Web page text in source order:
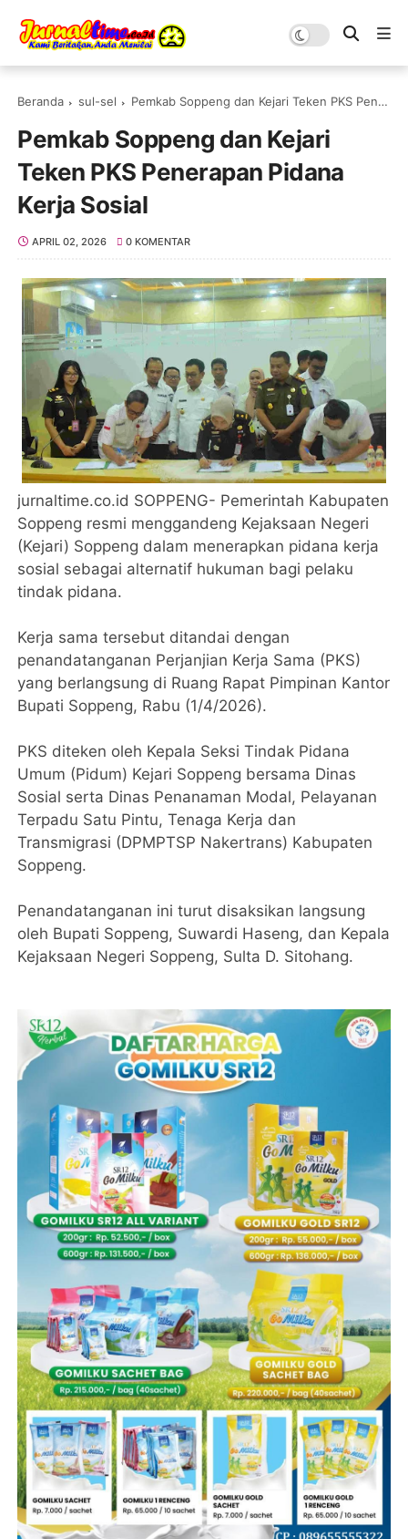
Beranda sul-sel Pemkab Soppeng dan Kejari Teken PKS Penerapan Pidana Kerja Sosial
Pemkab Soppeng dan Kejari
Teken PKS Penerapan Pidana
Kerja Sosial
APRIL 02, 2026 0 KOMENTAR
jurnaltime.co.id SOPPENG- Pemerintah Kabupaten
Soppeng resmi menggandeng Kejaksaan Negeri
(Kejari) Soppeng dalam menerapkan pidana kerja
sosial sebagai alternatif hukuman bagi pelaku
tindak pidana.
Kerja sama tersebut ditandai dengan
penandatanganan Perjanjian Kerja Sama (PKS)
yang berlangsung di Ruang Rapat Pimpinan Kantor
Bupati Soppeng, Rabu (1/4/2026).
PKS diteken oleh Kepala Seksi Tindak Pidana
Umum (Pidum) Kejari Soppeng bersama Dinas
Sosial serta Dinas Penanaman Modal, Pelayanan
Terpadu Satu Pintu, Tenaga Kerja dan
Transmigrasi (DPMPTSP Nakertrans) Kabupaten
Soppeng.
Penandatanganan ini turut disaksikan langsung
oleh Bupati Soppeng, Suwardi Haseng, dan Kepala
Kejaksaan Negeri Soppeng, Sulta D. Sitohang.